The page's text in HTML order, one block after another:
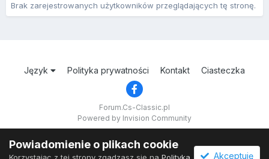
Brak zarejestrowanych użytkowników przeglądających tę stronę.
Język Polityka prywatności Kontakt Ciasteczka
Forum.Cs-Classic.pl
Powered by Invision Community
Powiadomienie o plikach cookie
Akceptuję